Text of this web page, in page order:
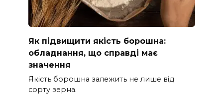
Як підвищити якість борошна:
обладнання, що справді має
значення
Якість борошна залежить не лише від
сорту зерна.